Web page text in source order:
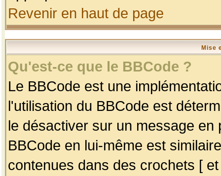
Revenir en haut de page
Mise
Qu'est-ce que le BBCode ?
Le BBCode est une
l'utilisation du BBCode est
le désactiver sur un message
BBCode en lui-même est
contenues dans des crochets [